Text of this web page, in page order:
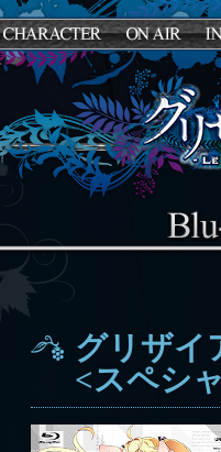
グリザイ
<スペシ